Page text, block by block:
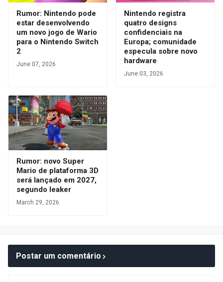
Rumor: Nintendo pode
estar desenvolvendo
um novo jogo de Wario
para o Nintendo Switch
2
June 07, 2026
Nintendo registra
quatro designs
confidenciais na
Europa; comunidade
especula sobre novo
hardware
June 03, 2026
Rumor: novo Super
Mario de plataforma 3D
será lançado em 2027,
segundo leaker
March 29, 2026
Postar um comentário